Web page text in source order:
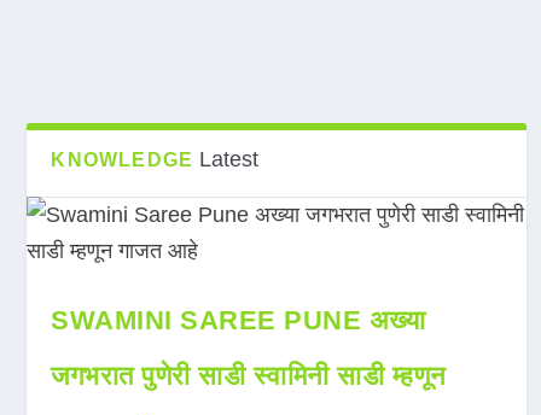
KNOWLEDGE Latest
SWAMINI SAREE PUNE अख्या
जगभरात पुणेरी साडी स्वामिनी साडी म्हणून